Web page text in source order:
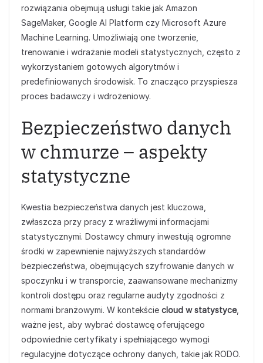
rozwiązania obejmują usługi takie jak Amazon
SageMaker, Google AI Platform czy Microsoft Azure
Machine Learning. Umożliwiają one tworzenie,
trenowanie i wdrażanie modeli statystycznych, często z
wykorzystaniem gotowych algorytmów i
predefiniowanych środowisk. To znacząco przyspiesza
proces badawczy i wdrożeniowy.
Bezpieczeństwo danych
w chmurze – aspekty
statystyczne
Kwestia bezpieczeństwa danych jest kluczowa,
zwłaszcza przy pracy z wrażliwymi informacjami
statystycznymi. Dostawcy chmury inwestują ogromne
środki w zapewnienie najwyższych standardów
bezpieczeństwa, obejmujących szyfrowanie danych w
spoczynku i w transporcie, zaawansowane mechanizmy
kontroli dostępu oraz regularne audyty zgodności z
normami branżowymi. W kontekście cloud w statystyce,
ważne jest, aby wybrać dostawcę oferującego
odpowiednie certyfikaty i spełniającego wymogi
regulacyjne dotyczące ochrony danych, takie jak RODO.